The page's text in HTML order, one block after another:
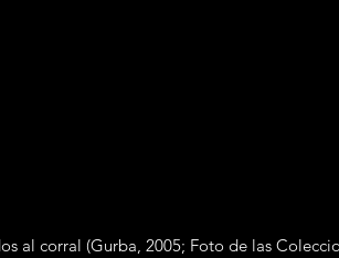
al corral (Gurba, 2005; Foto de las